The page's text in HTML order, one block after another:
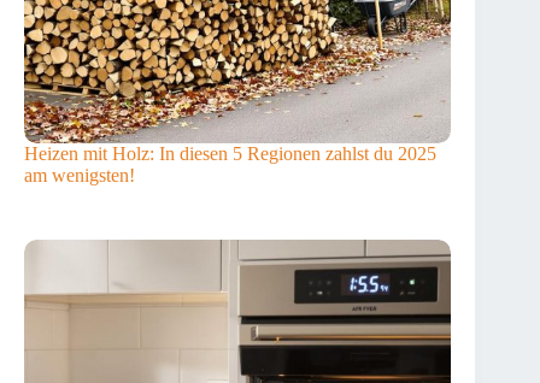
Heizen mit Holz: In diesen 5 Regionen zahlst du 2025
am wenigsten!